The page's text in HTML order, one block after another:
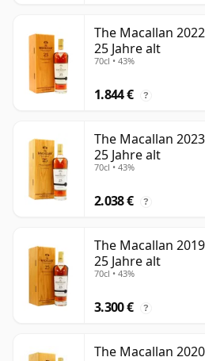
The Macallan
25 Jahre alt
70cl • 43%
1.844 € ?
The Macallan
25 Jahre alt
70cl • 43%
2.038 € ?
The Macallan
25 Jahre alt
70cl • 43%
3.300 € ?
The Macallan